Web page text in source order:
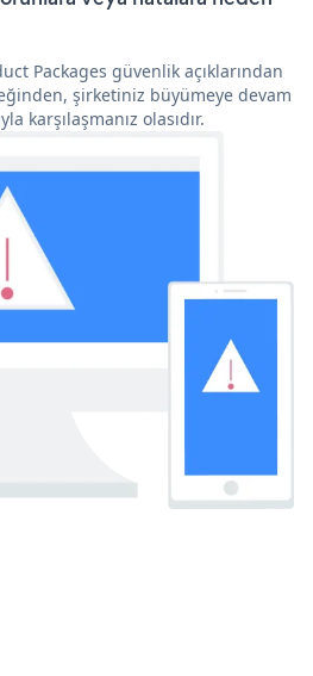
Packages güvenlik açıklarından
şirketiniz büyümeye devam
karşılaşmanız olasıdır.